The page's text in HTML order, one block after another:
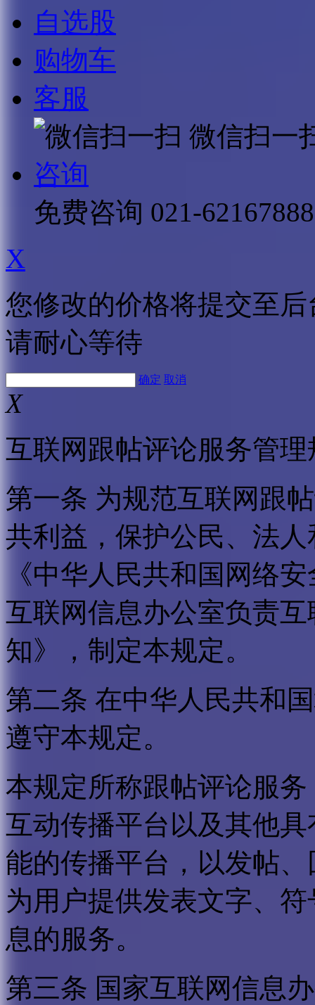
自选股
购物车
客服
微信扫一
咨询
免费咨询 021-62167888
X
您修改的价格将提交至
请耐心等待
确定 取消
X
互联网跟帖评论服务管理
第一条 为规范互联网跟
共利益，保护公民、法
《中华人民共和国网络
互联网信息办公室负责
知》，制定本规定。
第二条 在中华人民共和
遵守本规定。
本规定所称跟帖评论服
互动传播平台以及其他
能的传播平台，以发帖
为用户提供发表文字、
息的服务。
第三条 国家互联网信息